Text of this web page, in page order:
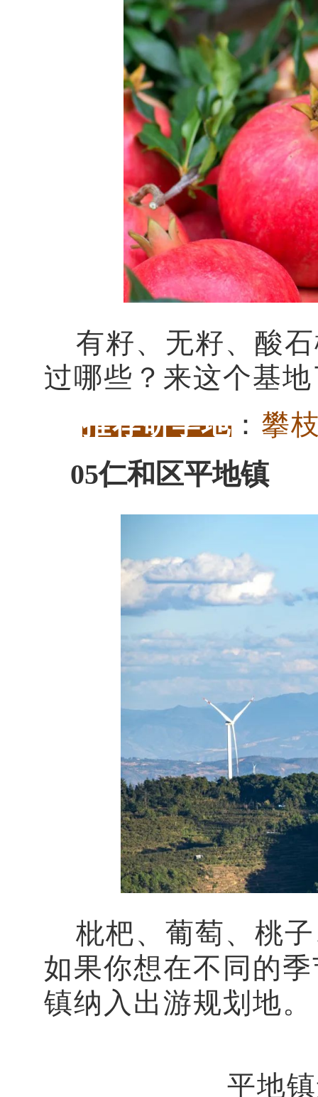
有籽、无籽、酸
过哪些？来这个基
推荐研学地 ： 攀
05仁和区平地镇
枇杷、葡萄、桃
如果你想在不同的
镇纳入出游规划地。
平地